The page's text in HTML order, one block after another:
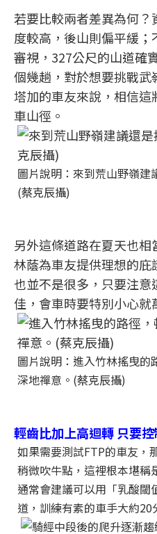
若要比較兩者差異為何
度較高，後山則偏平緩
審視，327公尺的山道確
個幾趟，對於想要挑戰
塔加的車友來說，相信
車山徑。
圖片說明：來到荒山野嶺建
(蔡克辰攝)
另外這條道路在夏天也
林蔭為車友提供理想的
也並不是很多，只要注
佳，會車時要特別小心就
圖片說明：進入竹林搖曳的
深地禪意。(蔡克辰攝)
輕齒比加上高迴轉 只要
如果需要測試FTP的車友，
稍微吹牛點，這裡根本堪稱
通常會建議可以用「乳酸閾
道，訓練有素的車手大約20